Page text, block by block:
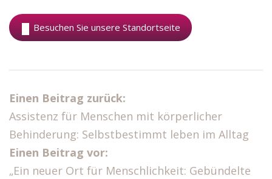
Besuchen Sie unsere Standortseite
Einen Beitrag zurück:
Assistenz für Menschen mit körperlicher
Behinderung: Selbstbestimmt leben im Alltag
Einen Beitrag vor:
„Ein neuer Ort für Menschlichkeit: Gebündelte